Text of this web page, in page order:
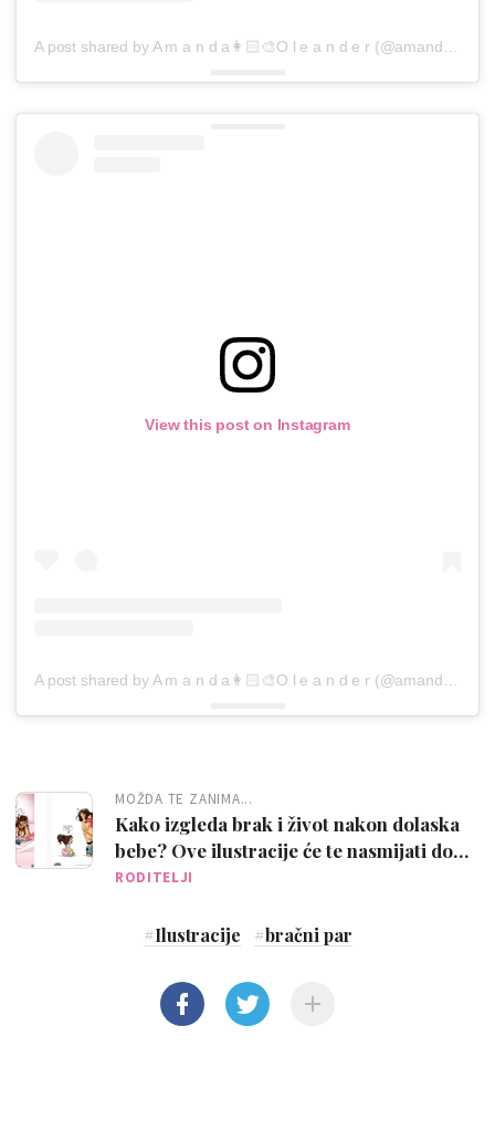
View this post on Instagram
A post shared by A m a n d a👩🏻‍🎨O l e a n d e r (@amandaoleander)
MOŽDA TE ZANIMA...
Kako izgleda brak i život nakon dolaska
bebe? Ove ilustracije će te nasmijati do
suza!
RODITELJI
#Ilustracije #bračni par